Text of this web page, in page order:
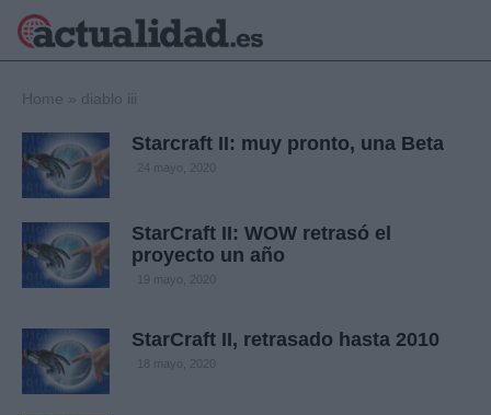
Política
Crónica
Economía
Internacional
Viajes
Tecnología
Salud y Bienestar
Home » diablo iii
Starcraft II: muy pronto, una Beta
24 mayo, 2020
StarCraft II: WOW retrasó el
proyecto un año
19 mayo, 2020
StarCraft II, retrasado hasta 2010
18 mayo, 2020